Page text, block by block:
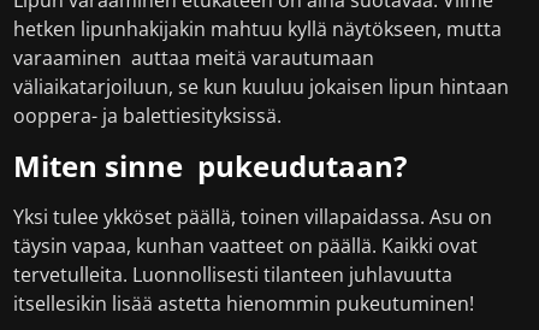
hetken lipunhakijakin mahtuu kyllä näytökseen, mutta
varaaminen auttaa meitä varautumaan
väliaikatarjoiluun, se kun kuuluu jokaisen lipun hintaan
ooppera- ja balettiesityksissä.
Miten sinne pukeudutaan?
Yksi tulee ykköset päällä, toinen villapaidassa. Asu on
täysin vapaa, kunhan vaatteet on päällä. Kaikki ovat
tervetulleita. Luonnollisesti tilanteen juhlavuutta
itsellesikin lisää astetta hienommin pukeutuminen!